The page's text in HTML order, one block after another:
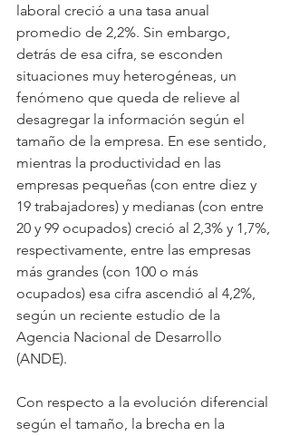
laboral creció a una tasa anual
promedio de 2,2%. Sin embargo,
detrás de esa cifra, se esconden
situaciones muy heterogéneas, un
fenómeno que queda de relieve al
desagregar la información según el
tamaño de la empresa. En ese sentido,
mientras la productividad en las
empresas pequeñas (con entre diez y
19 trabajadores) y medianas (con entre
20 y 99 ocupados) creció al 2,3% y 1,7%,
respectivamente, entre las empresas
más grandes (con 100 o más
ocupados) esa cifra ascendió al 4,2%,
según un reciente estudio de la
Agencia Nacional de Desarrollo
(ANDE).
Con respecto a la evolución diferencial
según el tamaño, la brecha en la